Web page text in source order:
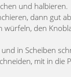
und halbieren.
dann gut
würfeln, den
in Scheiben
mit in